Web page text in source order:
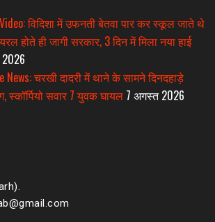
विदिशा में उफनती बेतवा पार कर स्कूल जाते थे
होते ही जागी सरकार, 3 दिन में मिला नया हाई
News: चरखी दादरी में थाने के सामने दिनदहाड़े
स्कॉर्पियो सवार 7 युवक घायल 7 अगस्त 2026